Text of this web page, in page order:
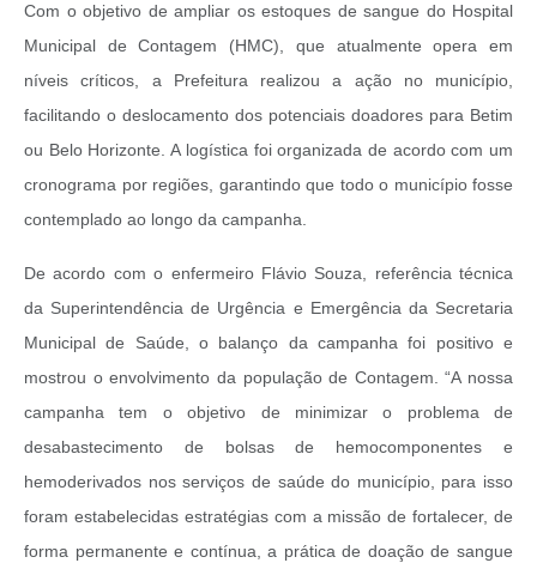
Com o objetivo de ampliar os estoques de sangue do Hospital
Municipal de Contagem (HMC), que atualmente opera em
níveis críticos, a Prefeitura realizou a ação no município,
facilitando o deslocamento dos potenciais doadores para Betim
ou Belo Horizonte. A logística foi organizada de acordo com um
cronograma por regiões, garantindo que todo o município fosse
contemplado ao longo da campanha.
De acordo com o enfermeiro Flávio Souza, referência técnica
da Superintendência de Urgência e Emergência da Secretaria
Municipal de Saúde, o balanço da campanha foi positivo e
mostrou o envolvimento da população de Contagem. “A nossa
campanha tem o objetivo de minimizar o problema de
desabastecimento de bolsas de hemocomponentes e
hemoderivados nos serviços de saúde do município, para isso
foram estabelecidas estratégias com a missão de fortalecer, de
forma permanente e contínua, a prática de doação de sangue